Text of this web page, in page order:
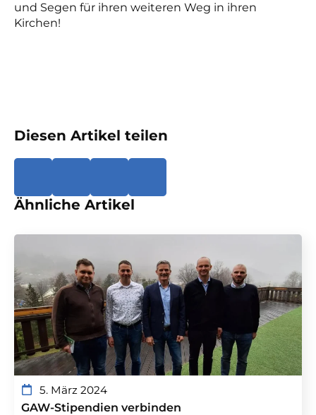
und Segen für ihren weiteren Weg in ihren
Kirchen!
Diesen Artikel teilen
Ähnliche Artikel
5. März 2024
GAW-Stipendien verbinden